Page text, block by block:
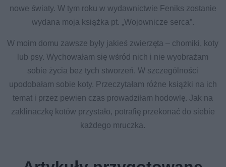
nowe światy. W tym roku w wydawnictwie Feniks zostanie
wydana moja książka pt. „Wojownicze serca”.
W moim domu zawsze były jakieś zwierzęta – chomiki, koty
lub psy. Wychowałam się wśród nich i nie wyobrażam
sobie życia bez tych stworzeń. W szczególności
upodobałam sobie koty. Przeczytałam różne książki na ich
temat i przez pewien czas prowadziłam hodowlę. Jak na
zaklinaczkę kotów przystało, potrafię przekonać do siebie
każdego mruczka.